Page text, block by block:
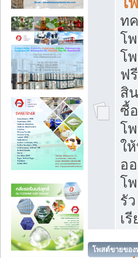
ท
โ
โ
ฟ
สิ
ซื้
โ
ใ
อ
โ
รั
เ
โพสต์ขายของ